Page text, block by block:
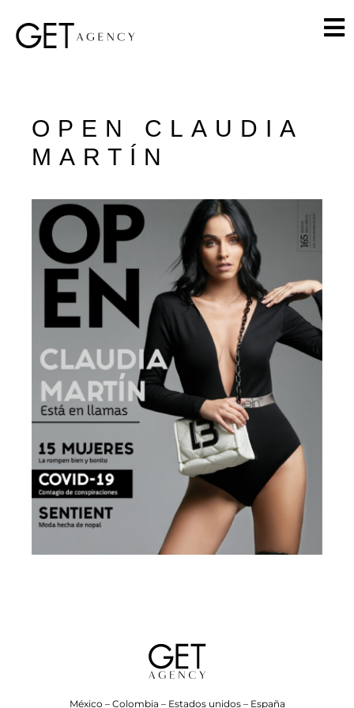
OPEN CLAUDIA
MARTÍN
México – Colombia – Estados unidos – España